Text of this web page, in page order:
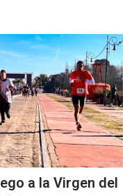
a la Virgen del